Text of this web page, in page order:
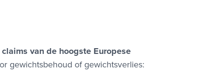
van de hoogste Europese
gewichtsbehoud of gewichtsverlies: